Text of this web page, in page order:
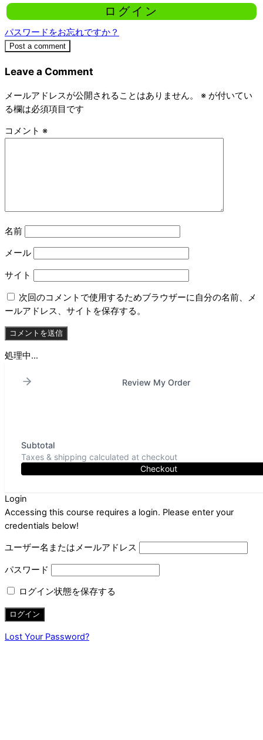
パスワードをお忘れですか？
Post a comment
Leave a Comment
メールアドレスが公開されることはありません。 ※ が付いてい
る欄は必須項目です
コメント ※
名前
メール
サイト
次回のコメントで使用するためブラウザーに自分の名前、メ
ールアドレス、サイトを保存する。
処理中...
Review My Order
Subtotal
Taxes & shipping calculated at checkout
Checkout
Login
Accessing this course requires a login. Please enter your
credentials below!
ユーザー名またはメールアドレス
パスワード
ログイン状態を保存する
Lost Your Password?